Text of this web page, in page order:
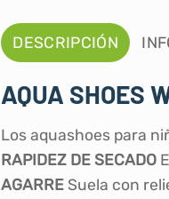
DESCRIPCIÓN
AQUA SHOES
Los aquashoes para
RAPIDEZ DE SECADO
AGARRE Suela con